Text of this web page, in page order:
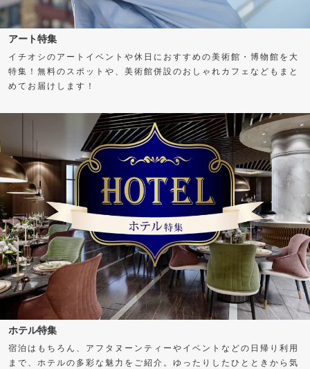
アート特集
イチオシのアートイベントや休日におすすめの美術館・博物館を大
特集！無料のスポットや、美術館併設のおしゃれカフェなどもまと
めてお届けします！
ホテル特集
宿泊はもちろん、アフタヌーンティーやイベントなどの日帰り利用
まで、ホテルの多彩な魅力をご紹介。ゆったりしたひとときから気